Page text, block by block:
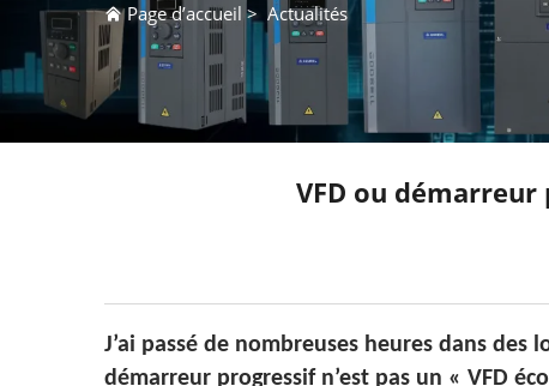
Page d’accueil > Actualités
VFD ou
J’ai passé de nombreuses heures dans
démarreur progressif n’est pas un « VFD